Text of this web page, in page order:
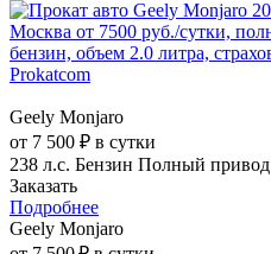
Geely Monjaro
от 7 500 ₽ в сутки
238 л.с. Бензин Полный привод
Заказать
Подробнее
Geely Monjaro